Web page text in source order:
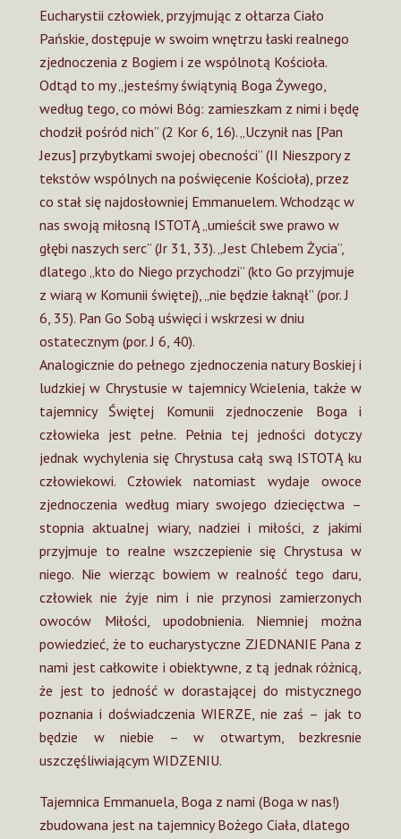
Eucharystii człowiek, przyjmując z ołtarza Ciało
Pańskie, dostępuje w swoim wnętrzu łaski realnego
zjednoczenia z Bogiem i ze wspólnotą Kościoła.
Odtąd to my „jesteśmy świątynią Boga Żywego,
według tego, co mówi Bóg: zamieszkam z nimi i będę
chodził pośród nich” (2 Kor 6, 16). „Uczynił nas [Pan
Jezus] przybytkami swojej obecności” (II Nieszpory z
tekstów wspólnych na poświęcenie Kościoła), przez
co stał się najdosłowniej Emmanuelem. Wchodząc w
nas swoją miłosną ISTOTĄ „umieścił swe prawo w
głębi naszych serc” (Jr 31, 33). „Jest Chlebem Życia”,
dlatego „kto do Niego przychodzi” (kto Go przyjmuje
z wiarą w Komunii świętej), „nie będzie łaknął” (por. J
6, 35). Pan Go Sobą uświęci i wskrzesi w dniu
ostatecznym (por. J 6, 40).
Analogicznie do pełnego zjednoczenia natury Boskiej i
ludzkiej w Chrystusie w tajemnicy Wcielenia, także w
tajemnicy Świętej Komunii zjednoczenie Boga i
człowieka jest pełne. Pełnia tej jedności dotyczy
jednak wychylenia się Chrystusa całą swą ISTOTĄ ku
człowiekowi. Człowiek natomiast wydaje owoce
zjednoczenia według miary swojego dziecięctwa –
stopnia aktualnej wiary, nadziei i miłości, z jakimi
przyjmuje to realne wszczepienie się Chrystusa w
niego. Nie wierząc bowiem w realność tego daru,
człowiek nie żyje nim i nie przynosi zamierzonych
owoców Miłości, upodobnienia. Niemniej można
powiedzieć, że to eucharystyczne ZJEDNANIE Pana z
nami jest całkowite i obiektywne, z tą jednak różnicą,
że jest to jedność w dorastającej do mistycznego
poznania i doświadczenia WIERZE, nie zaś – jak to
będzie w niebie – w otwartym, bezkresnie
uszczęśliwiającym WIDZENIU.
Tajemnica Emmanuela, Boga z nami (Boga w nas!)
zbudowana jest na tajemnicy Bożego Ciała, dlatego